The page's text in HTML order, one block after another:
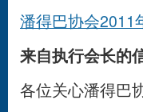
潘得巴协会2011
来自执行会长的
各位关心潘得巴